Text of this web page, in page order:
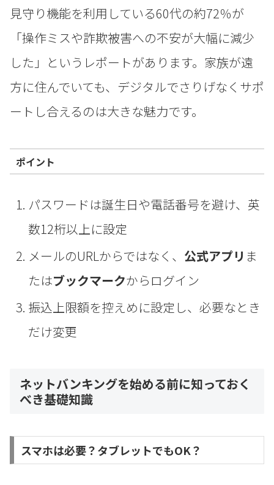
見守り機能を利用している60代の約72％が
「操作ミスや詐欺被害への不安が大幅に減少
した」というレポートがあります。家族が遠
方に住んでいても、デジタルでさりげなくサポ
ートし合えるのは大きな魅力です。
ポイント
パスワードは誕生日や電話番号を避け、英
数12桁以上に設定
メールのURLからではなく、 公式アプリ ま
たはブックマークからログイン
振込上限額を控えめに設定し、必要なとき
だけ変更
ネットバンキングを始める前に知っておく
べき基礎知識
スマホは必要？タブレットでもOK？